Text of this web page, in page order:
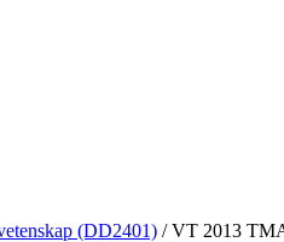
(DD2401) /VT 2013